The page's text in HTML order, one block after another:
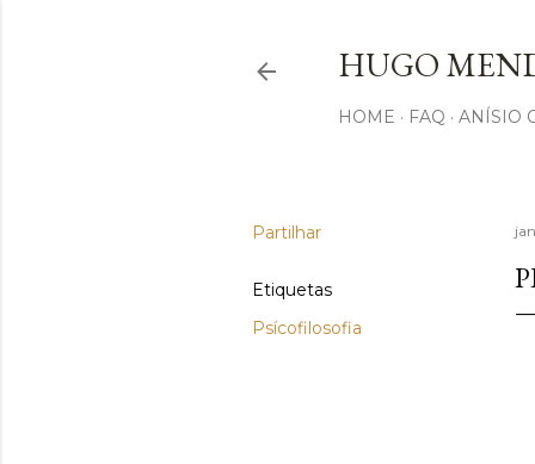
HUGO
HOME FAQ ANÍSIO
Partilhar
Etiquetas
Psícofilosofia